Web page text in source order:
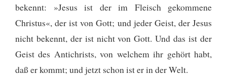
bekennt: »Jesus ist der im Fleisch gekommene
Christus«, der ist von Gott; und jeder Geist, der Jesus
nicht bekennt, der ist nicht von Gott. Und das ist der
Geist des Antichrists, von welchem ihr gehört habt,
daß er kommt; und jetzt schon ist er in der Welt.